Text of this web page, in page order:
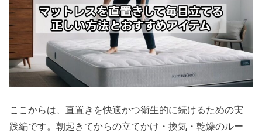
ここからは、直置きを快適かつ衛生的に続けるための実
践編です。朝起きてからの立てかけ・換気・乾燥のルー